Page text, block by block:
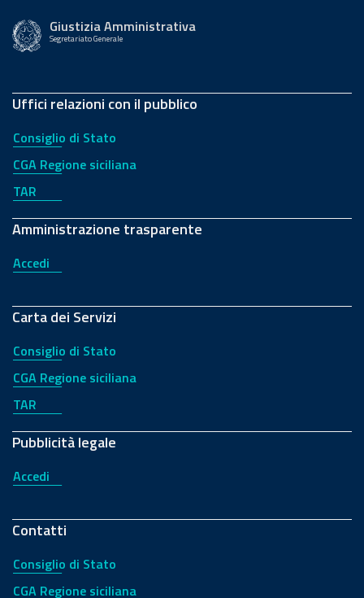
Giustizia Amministrativa
Segretariato Generale
Uffici relazioni con il pubblico
Consiglio di Stato
CGA Regione siciliana
TAR
Amministrazione trasparente
Accedi
Carta dei Servizi
Consiglio di Stato
CGA Regione siciliana
TAR
Pubblicità legale
Accedi
Contatti
Consiglio di Stato
CGA Regione siciliana